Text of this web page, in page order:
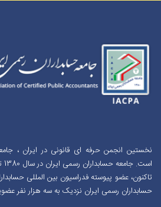
نخستین انجمن حرفه ای قانونی در ایران ،
حسابداران رسمی ایران نزدیک به سه هزار نفر